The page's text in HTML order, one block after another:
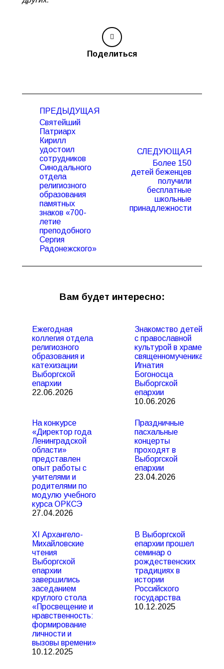
Поделиться
записям
ПРЕДЫДУЩАЯ
Предыдущая
запись:
Святейший
Патриарх
Кирилл
удостоил
сотрудников
Синодального
отдела
религиозного
образования
памятных
знаков «700-
летие
преподобного
Сергия
Радонежского»
СЛЕДУЮЩАЯ
Следующая
запись:
Более 150
детей беженцев
получили
бесплатные
школьные
принадлежности
Вам будет интересно:
Ежегодная
коллегия отдела
религиозного
образования и
катехизации
Выборгской
епархии
22.06.2026
Знакомство детей
с православной
культурой в храме
священномученика
Игнатия
Богоносца
Выборгской
епархии
10.06.2026
На конкурсе
«Директор года
Ленинградской
области»
представлен
опыт работы с
учителями и
родителями по
модулю учебного
курса ОРКСЭ
27.04.2026
Праздничные
пасхальные
концерты
проходят в
Выборгской
епархии
23.04.2026
XI Архангело-
Михайловские
чтения
Выборгской
епархии
завершились
заседанием
круглого стола
«Просвещение и
нравственность:
формирование
личности и
вызовы времени»
10.12.2025
В Выборгской
епархии прошел
семинар о
рождественских
традициях в
истории
Российского
государства
10.12.2025